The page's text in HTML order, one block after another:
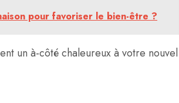
pour favoriser le bien-être ?
un à-côté chaleureux à votre nouvel